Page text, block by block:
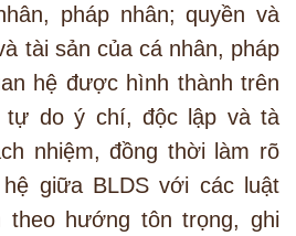
pháp nhân; quyền và
tài sản của cá nhân, pháp
hệ được hình thành trên
tự do ý chí, độc lập và tà
nhiệm, đồng thời làm rõ
giữa BLDS với các luật
theo hướng tôn trọng, ghi